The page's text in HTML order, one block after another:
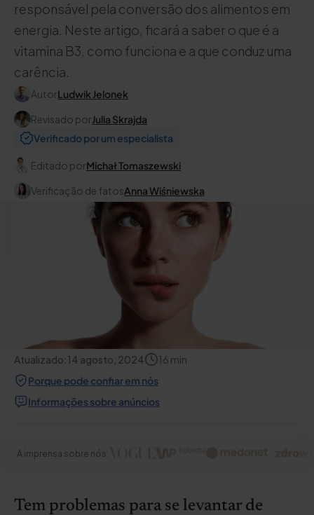
responsável pela conversão dos alimentos em
energia. Neste artigo, ficará a saber o que é a
vitamina B3, como funciona e a que conduz uma
carência.
AutorLudwik Jelonek
Revisado porJulia Skrajda
Verificado por um especialista
Editado porMichał Tomaszewski
Verificação de fatosAnna Wiśniewska
Atualizado:14 agosto, 2024 16 min
Porque pode confiar em nós
Informações sobre anúncios
A imprensa sobre nós:
Tem problemas para se levantar de